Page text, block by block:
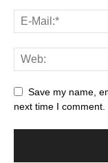
Save my name,
next time I comment.